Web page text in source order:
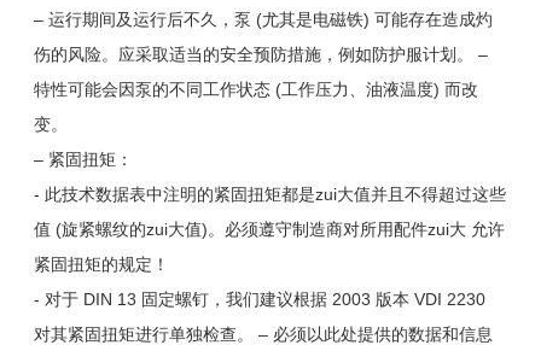
– 运行期间及运行后不久，泵 (尤其是电磁铁) 可能存在造成灼
伤的风险。应采取适当的安全预防措施，例如防护服计划。 –
特性可能会因泵的不同工作状态 (工作压力、油液温度) 而改
变。
– 紧固扭矩：
- 此技术数据表中注明的紧固扭矩都是zui大值并且不得超过这些
值 (旋紧螺纹的zui大值)。必须遵守制造商对所用配件zui大 允许
紧固扭矩的规定！
- 对于 DIN 13 固定螺钉，我们建议根据 2003 版本 VDI 2230
对其紧固扭矩进行单独检查。 – 必须以此处提供的数据和信息